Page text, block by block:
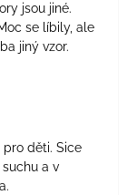
jsou jiné.
se líbily, ale
jiný vzor.
hvězdiček.
děti. Sice
a v